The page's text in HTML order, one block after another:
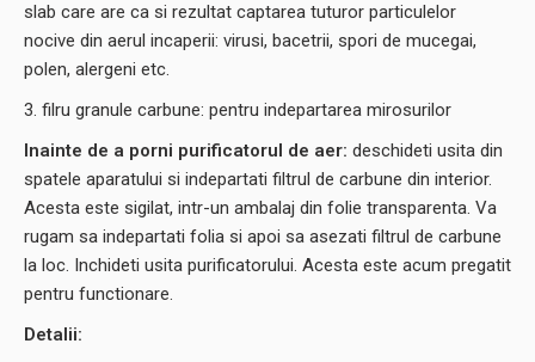
slab care are ca si rezultat captarea tuturor particulelor
nocive din aerul incaperii: virusi, bacetrii, spori de mucegai,
polen, alergeni etc.
3. filru granule carbune: pentru indepartarea mirosurilor
Inainte de a porni purificatorul de aer: deschideti usita din
spatele aparatului si indepartati filtrul de carbune din interior.
Acesta este sigilat, intr-un ambalaj din folie transparenta. Va
rugam sa indepartati folia si apoi sa asezati filtrul de carbune
la loc. Inchideti usita purificatorului. Acesta este acum pregatit
pentru functionare.
Detalii: